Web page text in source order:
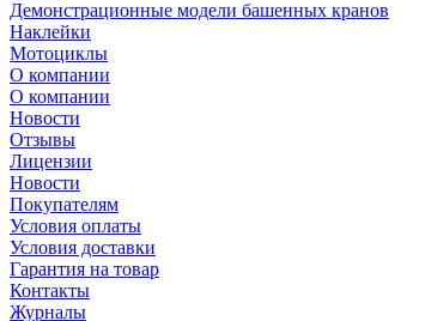
Демонстрационные модели башенных кранов
Наклейки
Мотоциклы
О компании
О компании
Новости
Отзывы
Лицензии
Новости
Покупателям
Условия оплаты
Условия доставки
Гарантия на товар
Контакты
Журналы